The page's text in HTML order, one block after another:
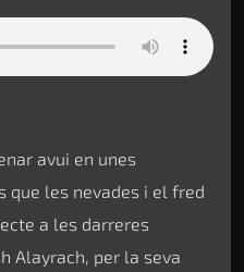
avui en unes
que les nevades i el fred
a les darreres
Alayrach, per la seva